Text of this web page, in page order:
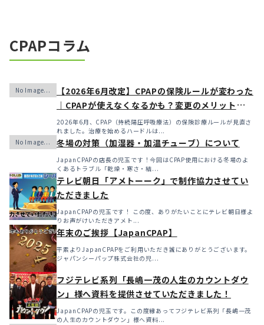
CPAPコラム
【2026年6月改定】CPAPの保険ルールが変わった
｜CPAPが使えなくなるかも？変更のメリット・デ
メリットと「購入」という選択肢
2026年6月、CPAP（持続陽圧呼吸療法）の保険診療ルールが見直さ
れました。治療を始めるハードルは...
冬場の対策（加湿器・加温チューブ）について
JapanCPAPの店長の児玉です！今回はCPAP使用における冬場のよ
くあるトラブル「乾燥・寒さ・結...
テレビ朝日「アメトーーク」で制作協力させてい
ただきました
JapanCPAPの児玉です！ この度、ありがたいことにテレビ朝日様よ
りお声がけいただきアメト...
年末のご挨拶【JapanCPAP】
平素よりJapanCPAPをご利用いただき誠にありがとうございます。
ジャパンシーパップ株式会社の児...
フジテレビ系列「長嶋一茂の人生のカウントダウ
ン」様へ資料を提供させていただきました！
JapanCPAPの児玉です。この度縁あってフジテレビ系列「長嶋一茂
の人生のカウントダウン」様へ資料...